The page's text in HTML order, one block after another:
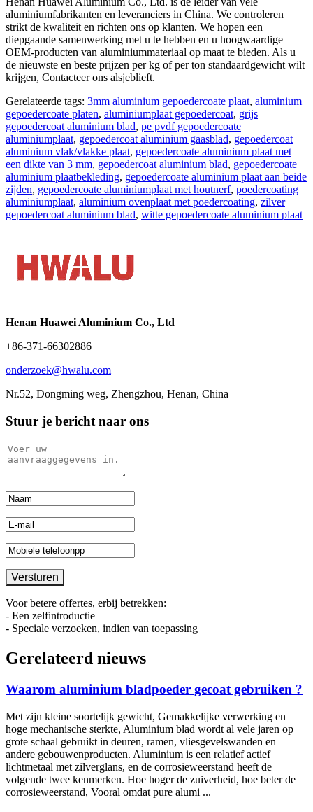
aluminiumfabrikanten en leveranciers in China. We controleren
strikt de kwaliteit en richten ons op klanten. We hopen een
diepgaande samenwerking met u te hebben en u hoogwaardige
OEM-producten van aluminiummateriaal op maat te bieden. Als u
de nieuwste en beste prijzen per kg of per ton standaardgewicht wilt
krijgen, Contacteer ons alsjeblieft.
Gerelateerde tags: 3mm aluminium gepoedercoate plaat, aluminium
gepoedercoate platen, aluminiumplaat gepoedercoat, grijs
gepoedercoat aluminium blad, pe pvdf gepoedercoate
aluminiumplaat, gepoedercoat aluminium gaasblad, gepoedercoat
aluminium vlak/vlakke plaat, gepoedercoate aluminium plaat met
een dikte van 3 mm, gepoedercoat aluminium blad, gepoedercoate
aluminium plaatbekleding, gepoedercoate aluminium plaat aan beide
zijden, gepoedercoate aluminiumplaat met houtnerf, poedercoating
aluminiumplaat, aluminium ovenplaat met poedercoating, zilver
gepoedercoat aluminium blad, witte gepoedercoate aluminium plaat
Henan Huawei Aluminium Co., Ltd
+86-371-66302886
onderzoek@hwalu.com
Nr.52, Dongming weg, Zhengzhou, Henan, China
Stuur je bericht naar ons
Voor betere offertes, erbij betrekken:
- Een zelfintroductie
- Speciale verzoeken, indien van toepassing
Gerelateerd nieuws
Waarom aluminium bladpoeder gecoat gebruiken ?
Met zijn kleine soortelijk gewicht, Gemakkelijke verwerking en
hoge mechanische sterkte, Aluminium blad wordt al vele jaren op
grote schaal gebruikt in deuren, ramen, vliesgevelswanden en
andere gebouwenproducten. Aluminium is een relatief actief
lichtmetaal met zilverglans, en de corrosieweerstand heeft de
volgende twee kenmerken. Hoe hoger de zuiverheid, hoe beter de
corrosieweerstand, Vooral omdat pure alumi ...